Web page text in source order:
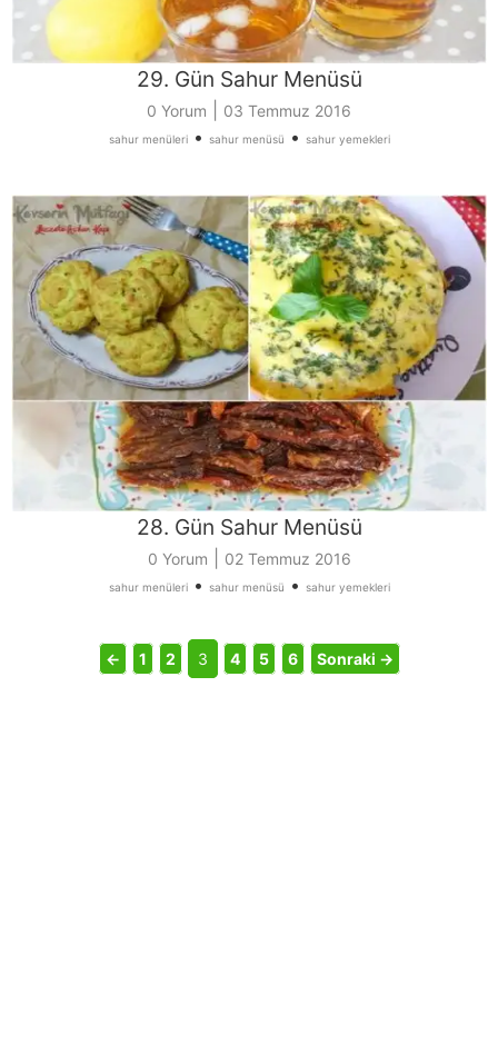
29. Gün Sahur Menüsü
0 Yorum 03 Temmuz 2016
sahur menüleri• sahur menüsü • sahur yemekleri
28. Gün Sahur Menüsü
0 Yorum 02 Temmuz 2016
sahur menüleri• sahur menüsü • sahur yemekleri
← 1 2 3 4 5 6 Sonraki →